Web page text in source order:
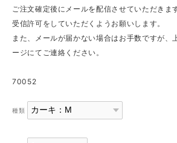
ご注文確定後にメールを配信させていただきま
受信許可をしていただくようお願いします。
また、メールが届かない場合はお手数ですが、
ージにてご連絡ください。
70052
種類